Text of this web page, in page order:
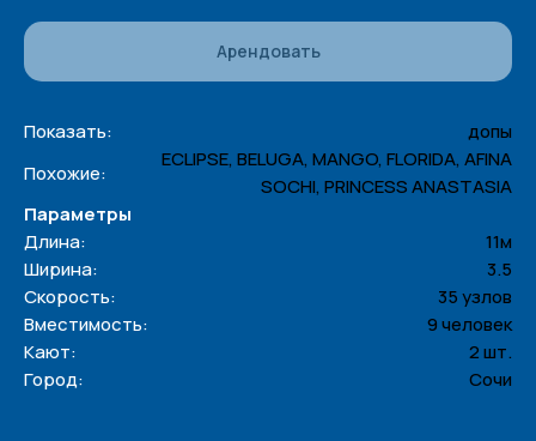
Арендовать
Показать:
допы
Похожие:
ECLIPSE, BELUGA, MANGO, FLORIDA, AFINA
SOCHI, PRINCESS ANASTASIA
Параметры
Длина:
11м
Ширина:
3.5
Скорость:
35 узлов
Вместимость:
9 человек
Кают:
2 шт.
Город:
Сочи